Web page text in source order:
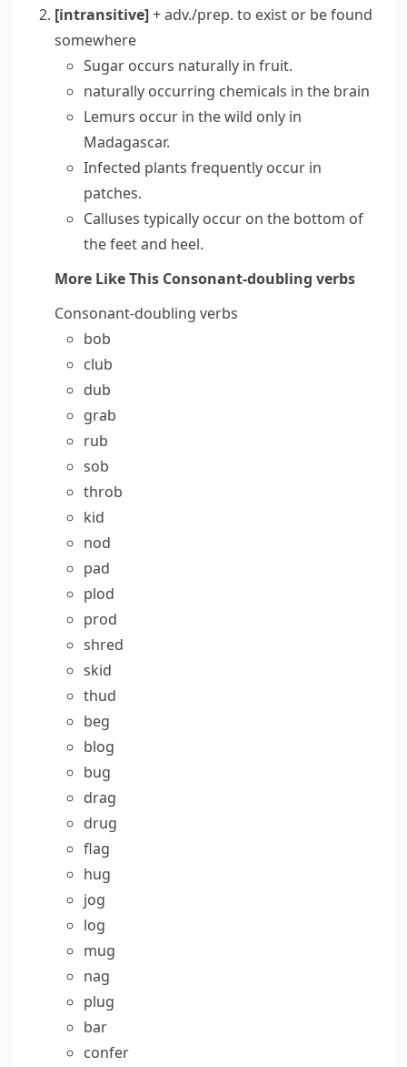
[intransitive]+ adv./prep. to exist or be found
somewhere
Sugar occurs naturally in fruit.
naturally occurring chemicals in the brain
Lemurs occur in the wild only in
Madagascar.
Infected plants frequently occur in
patches.
Calluses typically occur on the bottom of
the feet and heel.
More Like This Consonant-doubling verbs
Consonant-doubling verbs
bob
club
dub
grab
rub
sob
throb
kid
nod
pad
plod
prod
shred
skid
thud
beg
blog
bug
drag
drug
flag
hug
jog
log
mug
nag
plug
bar
confer